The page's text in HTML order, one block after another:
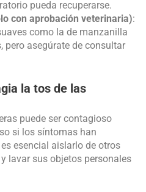
pueda recuperarse.
con aprobación veterinaria):
como la de manzanilla
pero asegúrate de consultar
la tos de las
puede ser contagioso
si los síntomas han
esencial aislarlo de otros
lavar sus objetos personales